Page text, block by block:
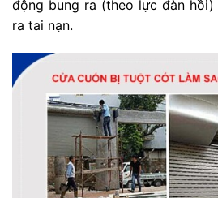
động bung ra (theo lực đàn
ra tai nạn.